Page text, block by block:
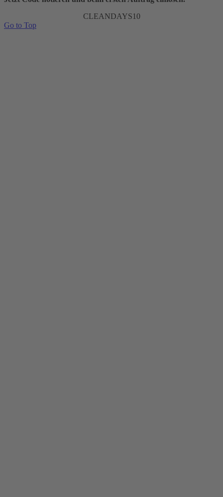
CLEANDAYS10
Go to Top